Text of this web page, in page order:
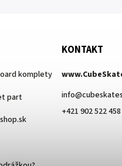
komplety
part
KONTAKT
info@
+421 902 522 458